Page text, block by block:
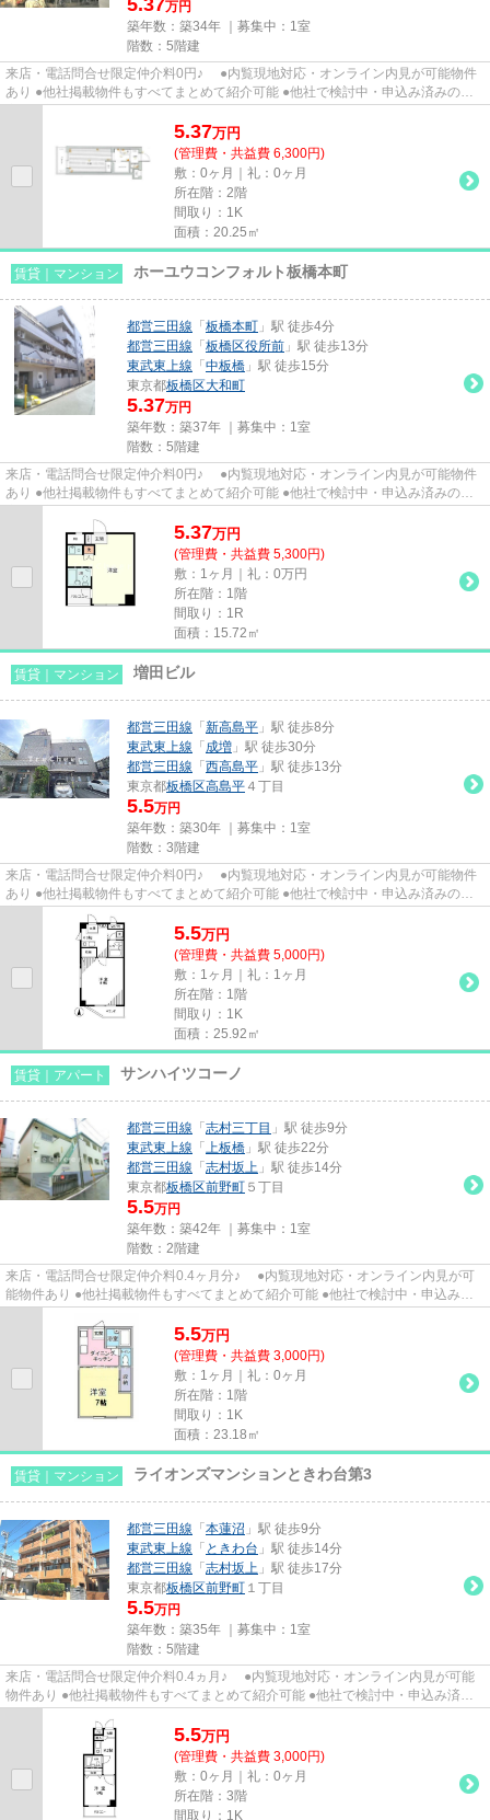
万円
築年数：築34年 ｜募集中： 1室
階数：5階建
来店・電話問合せ限定仲介料0円♪ ●内覧現地対応・オンライン内見が可能物件
あり ●他社掲載物件もすべてまとめて紹介可能 ●他社で検討中・申込み済みのお
5.37万円
(管理費・共益費 6,300円)
敷：0ヶ月｜礼：0ヶ月
所在階：2階
間取り：1K
面積：20.25㎡
賃貸｜マンション ホーユウコンフォルト板橋本町
都営三田線 「 板橋本町 」駅 徒歩4分
都営三田線 「 板橋区役所前 」駅 徒歩13分
東武東上線 「 中板橋 」駅 徒歩15分
東京都板橋区大和町
5.37万円
築年数：築37年 ｜募集中： 1室
階数：5階建
来店・電話問合せ限定仲介料0円♪ ●内覧現地対応・オンライン内見が可能物件
あり ●他社掲載物件もすべてまとめて紹介可能 ●他社で検討中・申込み済みのお
5.37万円
(管理費・共益費 5,300円)
敷：1ヶ月｜礼：0万円
所在階：1階
間取り：1R
面積：15.72㎡
賃貸｜マンション 増田ビル
都営三田線 「 新高島平 」駅 徒歩8分
東武東上線 「 成増 」駅 徒歩30分
都営三田線 「 西高島平 」駅 徒歩13分
東京都板橋区高島平 ４丁目
5.5万円
築年数：築30年 ｜募集中： 1室
階数：3階建
来店・電話問合せ限定仲介料0円♪ ●内覧現地対応・オンライン内見が可能物件
あり ●他社掲載物件もすべてまとめて紹介可能 ●他社で検討中・申込み済みのお
客様、初期費用がさらに減額...
5.5万円
(管理費・共益費 5,000円)
敷：1ヶ月｜礼：1ヶ月
所在階：1階
間取り：1K
面積：25.92㎡
賃貸｜アパート サンハイツコーノ
都営三田線 「 志村三丁目 」駅 徒歩9分
東武東上線 「 上板橋 」駅 徒歩22分
都営三田線 「 志村坂上 」駅 徒歩14分
東京都板橋区前野町 ５丁目
5.5万円
築年数：築42年 ｜募集中： 1室
階数：2階建
来店・電話問合せ限定仲介料0.4ヶ月分♪ ●内覧現地対応・オンライン内見が可
能物件あり ●他社掲載物件もすべてまとめて紹介可能 ●他社で検討中・申込み済
5.5万円
(管理費・共益費 3,000円)
敷：1ヶ月｜礼：0ヶ月
所在階：1階
間取り：1K
面積：23.18㎡
賃貸｜マンション ライオンズマンションときわ台第3
都営三田線 「 本蓮沼 」駅 徒歩9分
東武東上線 「 ときわ台 」駅 徒歩14分
都営三田線 「 志村坂上 」駅 徒歩17分
東京都板橋区前野町 １丁目
5.5万円
築年数：築35年 ｜募集中： 1室
階数：5階建
来店・電話問合せ限定仲介料0.4ヵ月♪ ●内覧現地対応・オンライン内見が可能
物件あり ●他社掲載物件もすべてまとめて紹介可能 ●他社で検討中・申込み済み
5.5万円
(管理費・共益費 3,000円)
敷：0ヶ月｜礼：0ヶ月
所在階：3階
間取り：1K